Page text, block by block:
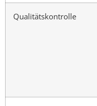
Qualitätskontrolle